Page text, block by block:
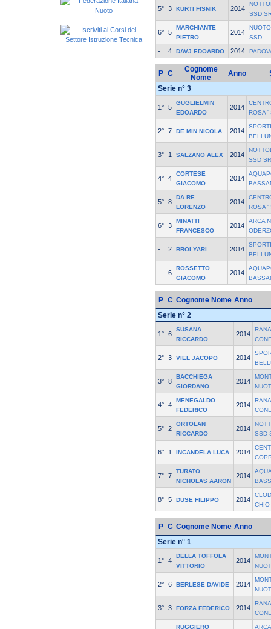
5° 3 KURTI FISNIK 2014
SSD
6° 5
MARCHIANTE
PIETRO
2014
SSD
- 4 DAVJ EDOARDO 2014
P C
Cognome
Nome
Anno
Serie n° 3
1° 5
GUGLIELMIN
EDOARDO
2014
ROSA '
2° 7 DE MIN NICOLA 2014
3° 1 SALZANO ALEX 2014
SSD
4° 4
CORTESE
GIACOMO
2014
5° 8
DA RE
LORENZO
2014
ROSA '
6° 3
MINATTI
FRANCESCO
2014
ARCA
- 2 BROI YARI 2014
- 6
ROSSETTO
GIACOMO
2014
P C Cognome Nome Anno
Serie n° 2
1° 6
SUSANA
RICCARDO
2014
2° 3 VIEL JACOPO 2014
3° 8
BACCHIEGA
GIORDANO
2014
4° 4
MENEGALDO
FEDERICO
2014
5° 2
ORTOLAN
RICCARDO
2014
SSD
6° 1 INCANDELA LUCA 2014
7° 7
TURATO
NICHOLAS AARON
2014
8° 5 DUSE FILIPPO 2014
CHIO
P C Cognome Nome Anno
Serie n° 1
1° 4
DELLA TOFFOLA
VITTORIO
2014
2° 6 BERLESE DAVIDE 2014
3° 3 FORZA FEDERICO 2014
RUGGIERO